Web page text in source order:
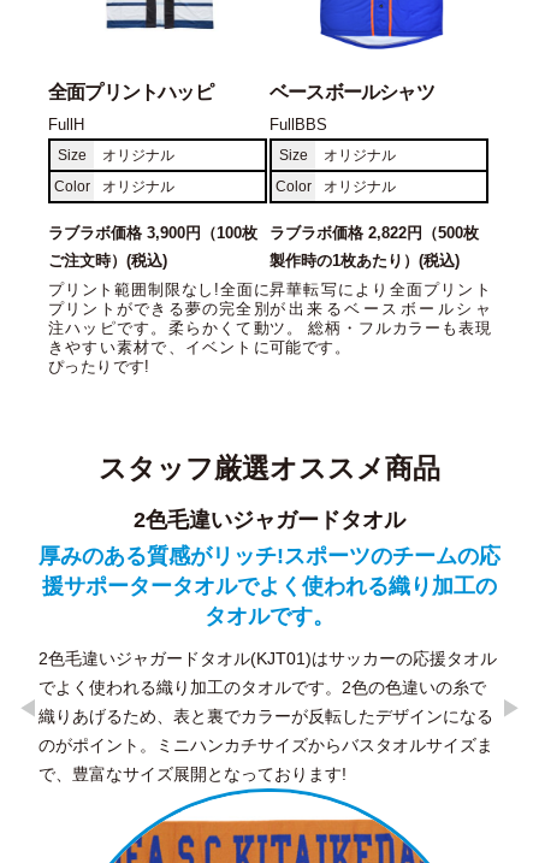
全面プリントハッピ
FullH
Size
オリジナル
Color
オリジナル
ラブラボ価格 3,900円（100枚
ご注文時）(税込)
プリント範囲制限なし!全面に
プリントができる夢の完全別
注ハッピです。柔らかくて動
きやすい素材で、イベントに
ぴったりです!
ベースボールシャツ
FullBBS
Size
オリジナル
Color
オリジナル
ラブラボ価格 2,822円（500枚
製作時の1枚あたり）(税込)
昇華転写により全面プリント
が出来るベースボールシャ
ツ。 総柄・フルカラーも表現
可能です。
スタッフ厳選オススメ商品
る
コットンツイルローキャップ
ほどよくハリのあるツイル生地の浅めキャッ
プ。
金属クリップアジャスター付きでサイズ調節ができます。コ
ーディネートに合わせやすく、男女問わず人気の定番キャッ
プです。